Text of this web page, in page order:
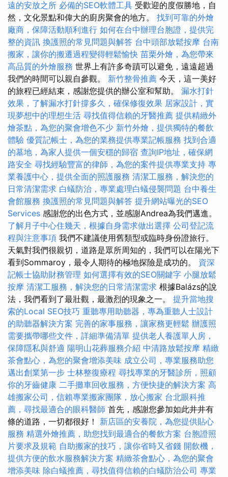
遠的安放之所 必備的SEO軟體工具 受歡迎的度假勝地，自
然，文化景點和偉大的廚房聚會的地方。 找到可靠的外燴
廠商，保障活動順利進行 如何在台中辦理台胞證，提供完
整的資訊 換護照的常見問題與解答 台中頭部放鬆按摩 台南
搬家，讓你的搬遷過程變得輕鬆愉快 苗栗外燴，為您帶來
高品質的外燴服務 世界上有許多奇蹟可以避免，遠遠超過
我們的時間可以親自參觀。 新竹整骨推薦 今天，這一美好
的旅程已經結束，感謝您提供的辦公室和幫助。 漏水打針
效果，了解漏水打針撐多久，確保修復效果 居家設計，實
現夢想中的理想生活 尋找值得信賴的牙醫推薦 提供精緻外
燴茶點，為您的聚會增色不少 新竹外燴，提供獨特的餐飲
體驗 優質記帳士，為您的業務提供專業記帳服務 找到合適
的墓地，為家人提供一個安穩的歸宿 查詢IP地址，確保網
路安全 尋找經驗豐富的律師，為您的案件提供專業支持 專
業養護中心，提供全面的照護服務 清潔工服務，解決您的
日常清潔需求 白蟻防治，專業處理白蟻侵襲問題 台中養生
會館服務 換護照的常見問題與解答 提升網站曝光的SEO
Services 感謝您的出色方式，並感謝Andrea為我們邁進。
了解月子中心住幾天，根據自身需求做出選擇 公司登記流
程與注意事項 我們不建議使用舊類型或臨時身份證旅行。
天氣對我們很親切，道路是眾所周知的，我們可以在陽光下
看到Sommaroy，最令人期待的極地探險是成功的。 資深
記帳士協助財務管理 如何選擇有效的SEO關鍵字 小腿放鬆
按摩 清潔工服務，解決您的日常清潔需求 根據Balázs的說
法，我們看到了最壯觀，最激烈的現象之一。 提升當地搜
索的Local SEO技巧 重聽專用助聽器，專為重聽人士設計
的助聽器解決方案 完善的家事服務，讓家務更輕鬆 辦護照
需要攜帶哪些文件，詳細準備清單 提供老人養護單人房，
保障隱私與舒適 陽明山花葬服務介紹 中清路放鬆按摩 精緻
茶會點心，為您的聚會增添美味 成立公司，專業服務助您
邁出創業第一步 士林整復療程 尋找專業的牙醫診所，照顧
你的牙齒健康 二手攤車回收服務，方便快捷的解決方案 高
雄搬家公司，信賴專業搬家團隊，放心搬家 台北眼科推
薦，尋找最適合的眼科醫師 首先，感謝您參加如此井井有
條的道路，一切都很好！ 新店區的安養院，為您提供貼心
服務 精選外燴推薦，助您找到最適合的餐飲方案 台胞證照
片要求及規範 自助搬家的技巧，讓你省時又省錢 開飲機，
提供方便的飲水服務解決方案 精緻茶會點心，為您的聚會
增添美味 除白蟻推薦，尋找值得信賴的白蟻防治公司 專業